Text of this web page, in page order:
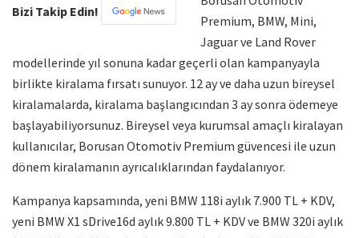
Bizi Takip Edin!
Premium, BMW, Mini,
Jaguar ve Land Rover
modellerinde yıl sonuna kadar geçerli olan kampanyayla
birlikte kiralama fırsatı sunuyor. 12 ay ve daha uzun bireysel
kiralamalarda, kiralama başlangıcından 3 ay sonra ödemeye
başlayabiliyorsunuz. Bireysel veya kurumsal amaçlı kiralayan
kullanıcılar, Borusan Otomotiv Premium güvencesi ile uzun
dönem kiralamanın ayrıcalıklarından faydalanıyor.
Kampanya kapsamında, yeni BMW 118i aylık 7.900 TL + KDV,
yeni BMW X1 sDrive16d aylık 9.800 TL + KDV ve BMW 320i aylık